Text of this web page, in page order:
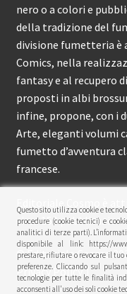
nero o a colori e
della tradizione del
divisione fumetteria è
Comics, nella
fantasy e al recupero
proposti in albi
infine, propone, con i
Arte, eleganti volumi
fumetto d’avventura
francese.
circa 150 pubblicazioni
© Editoriale Cosmo
Privacy Policy
Questo sito utilizza cookie e
procedure (cookie tecnici) e
analitici di terze parti).
disponibile al link: https://
prestare, rifiutare o revocare il
preferenze. Cliccando sul
tecnologie per tutte le finalità
acconsenti all'uso dei soli cookie